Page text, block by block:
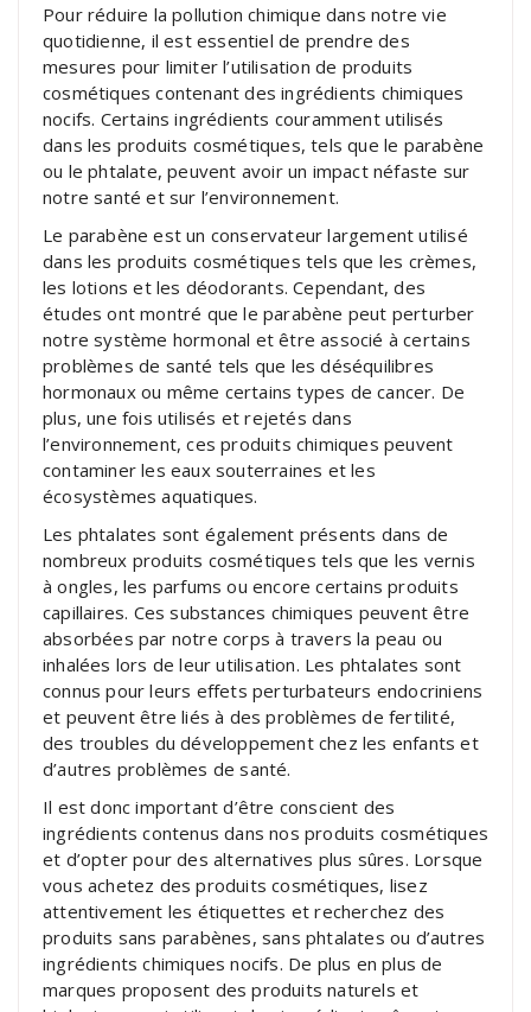
Pour réduire la pollution chimique dans notre vie
quotidienne, il est essentiel de prendre des
mesures pour limiter l’utilisation de produits
cosmétiques contenant des ingrédients chimiques
nocifs. Certains ingrédients couramment utilisés
dans les produits cosmétiques, tels que le parabène
ou le phtalate, peuvent avoir un impact néfaste sur
notre santé et sur l’environnement.
Le parabène est un conservateur largement utilisé
dans les produits cosmétiques tels que les crèmes,
les lotions et les déodorants. Cependant, des
études ont montré que le parabène peut perturber
notre système hormonal et être associé à certains
problèmes de santé tels que les déséquilibres
hormonaux ou même certains types de cancer. De
plus, une fois utilisés et rejetés dans
l’environnement, ces produits chimiques peuvent
contaminer les eaux souterraines et les
écosystèmes aquatiques.
Les phtalates sont également présents dans de
nombreux produits cosmétiques tels que les vernis
à ongles, les parfums ou encore certains produits
capillaires. Ces substances chimiques peuvent être
absorbées par notre corps à travers la peau ou
inhalées lors de leur utilisation. Les phtalates sont
connus pour leurs effets perturbateurs endocriniens
et peuvent être liés à des problèmes de fertilité,
des troubles du développement chez les enfants et
d’autres problèmes de santé.
Il est donc important d’être conscient des
ingrédients contenus dans nos produits cosmétiques
et d’opter pour des alternatives plus sûres. Lorsque
vous achetez des produits cosmétiques, lisez
attentivement les étiquettes et recherchez des
produits sans parabènes, sans phtalates ou d’autres
ingrédients chimiques nocifs. De plus en plus de
marques proposent des produits naturels et